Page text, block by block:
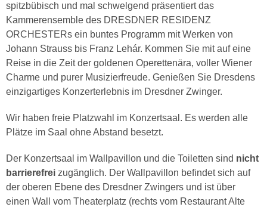
spitzbübisch und mal schwelgend präsentiert das
Kammerensemble des DRESDNER RESIDENZ
ORCHESTERs ein buntes Programm mit Werken von
Johann Strauss bis Franz Lehár. Kommen Sie mit auf eine
Reise in die Zeit der goldenen Operettenära, voller Wiener
Charme und purer Musizierfreude. Genießen Sie Dresdens
einzigartiges Konzerterlebnis im Dresdner Zwinger.
Wir haben freie Platzwahl im Konzertsaal. Es werden alle
Plätze im Saal ohne Abstand besetzt.
Der Konzertsaal im Wallpavillon und die Toiletten sind nicht
barrierefrei zugänglich. Der Wallpavillon befindet sich auf
der oberen Ebene des Dresdner Zwingers und ist über
einen Wall vom Theaterplatz (rechts vom Restaurant Alte